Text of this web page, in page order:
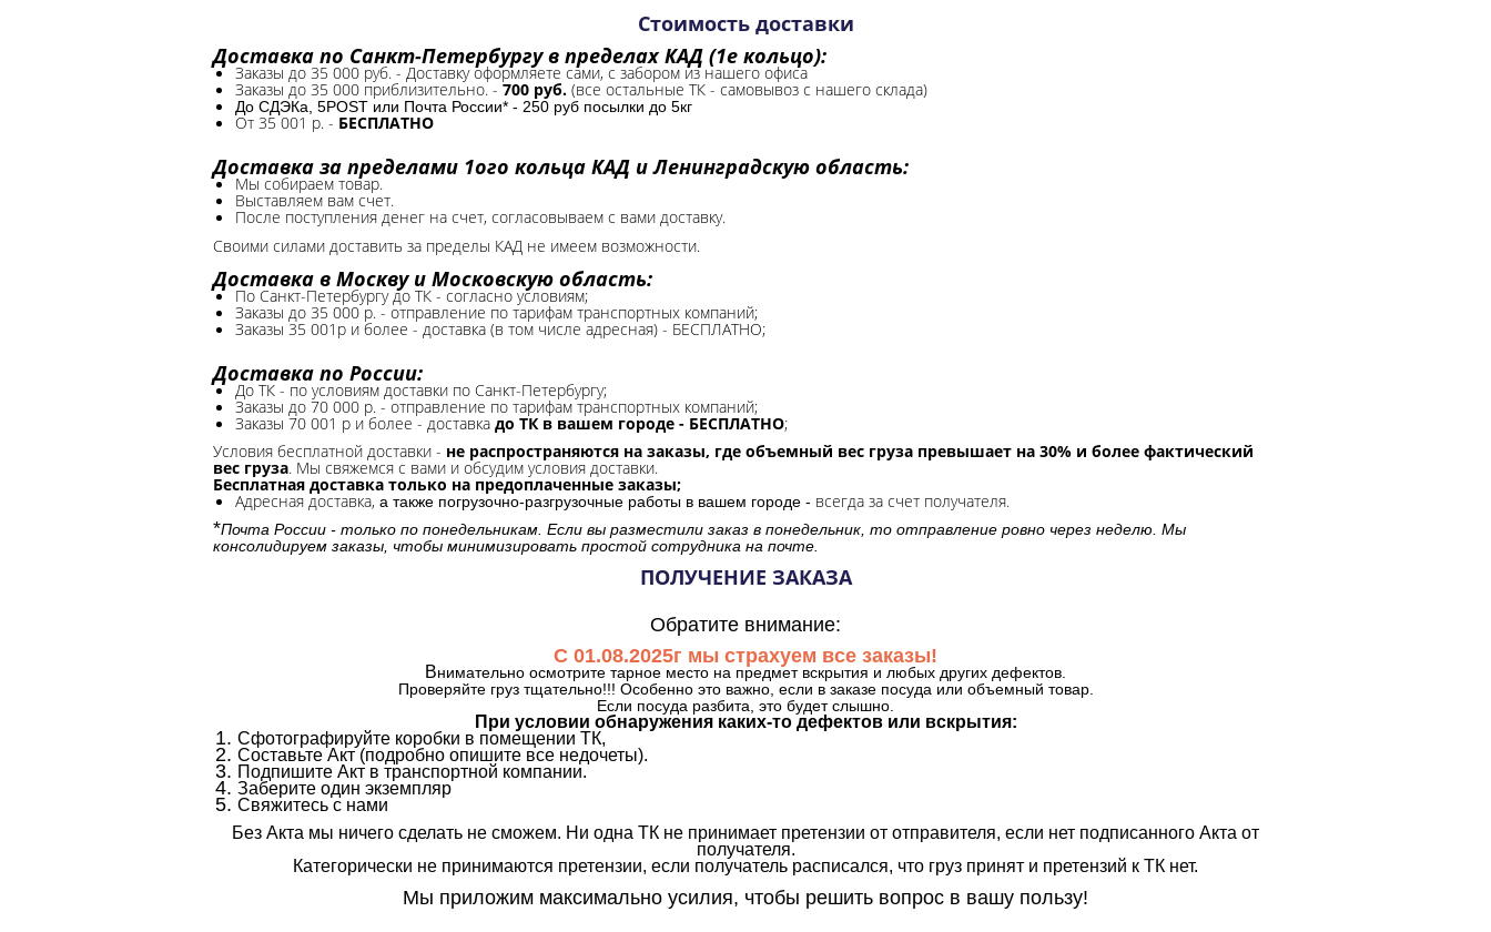
Стоимость доставки
Доставка по Санкт-Петербургу в пределах КАД (1е кольцо):
Заказы до 35 000 руб. - Доставку оформляете сами, с забором из нашего офиса
Заказы до 35 000 приблизительно. - 700 руб. (все остальные ТК - самовывоз с нашего склада)
До СДЭКа, 5POST или Почта России* - 250 руб посылки до 5кг
От 35 001 р. - БЕСПЛАТНО
Доставка за пределами 1ого кольца КАД и Ленинградскую область:
Мы собираем товар.
Выставляем вам счет.
После поступления денег на счет, согласовываем с вами доставку.
Своими силами доставить за пределы КАД не имеем возможности.​
Доставка в Москву и Московскую область:
По Санкт-Петербургу до ТК - согласно условиям;
Заказы до 35 000 р. - отправление по тарифам транспортных компаний;
Заказы 35 001р и более - доставка (в том числе адресная) - БЕСПЛАТНО;
Доставка по России:
До ТК - по условиям доставки по Санкт-Петербургу;
Заказы до 70 000 р. - отправление по тарифам транспортных компаний;
Заказы 70 001 р и более - доставка до ТК в вашем городе - БЕСПЛАТНО;
Условия бесплатной доставки - не распространяются на заказы, где объемный вес груза превышает на 30% и более фактический
вес груза. Мы свяжемся с вами и обсудим условия доставки.
Бесплатная доставка только на предоплаченные заказы;
Адресная доставка, а также погрузочно-разгрузочные работы в вашем городе - всегда за счет получателя.
*Почта России - только по понедельникам. Если вы разместили заказ в понедельник, то отправление ровно через неделю. Мы
консолидируем заказы, чтобы минимизировать простой сотрудника на почте.
ПОЛУЧЕНИЕ ЗАКАЗА
Обратите внимание:
С 01.08.2025г мы страхуем все заказы!
Внимательно осмотрите тарное место на предмет вскрытия и любых других дефектов.
Проверяйте груз тщательно!!! Особенно это важно, если в заказе посуда или объемный товар.
Если посуда разбита, это будет слышно.
При условии обнаружения каких-то дефектов или вскрытия:
Сфотографируйте коробки в помещении ТК,
Составьте Акт (подробно опишите все недочеты).
Подпишите Акт в транспортной компании.
Заберите один экземпляр
Свяжитесь с нами
Без Акта мы ничего сделать не сможем. Ни одна ТК не принимает претензии от отправителя, если нет подписанного Акта от
получателя.
Категорически не принимаются претензии, если получатель расписался, что груз принят и претензий к ТК нет.
Мы приложим максимально усилия, чтобы решить вопрос в вашу пользу!